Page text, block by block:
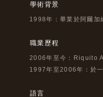
學術背景
1998年：畢業於阿爾加
職業歷程
2006年至今：Riquito
1997年至2006年：於
語言